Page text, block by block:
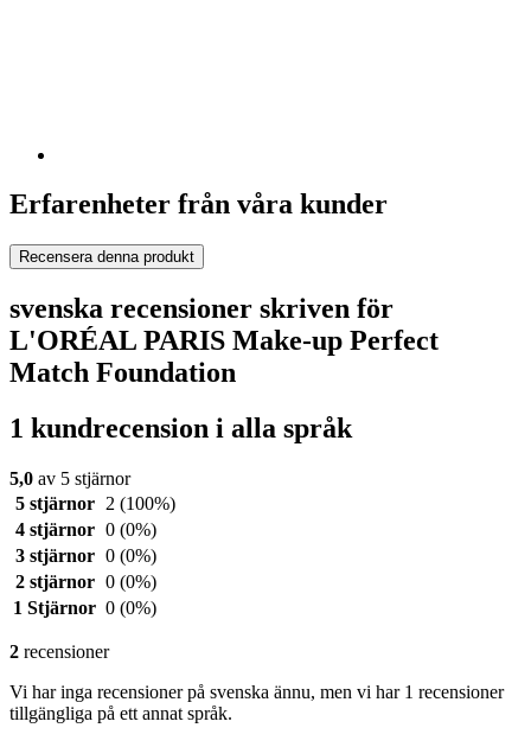
Erfarenheter från våra kunder
Recensera denna produkt
svenska recensioner skriven för
L'ORÉAL PARIS Make-up Perfect
Match Foundation
1 kundrecension i alla språk
5,0 av 5 stjärnor
5 stjärnor
2 (100%)
4 stjärnor 0 (0%)
3 stjärnor 0 (0%)
2 stjärnor 0 (0%)
1 Stjärnor 0 (0%)
2 recensioner
Vi har inga recensioner på svenska ännu, men vi har 1 recensioner
tillgängliga på ett annat språk.